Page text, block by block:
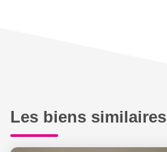
Les biens similaires